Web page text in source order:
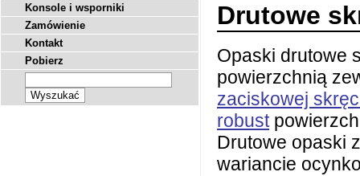
Drutowe
Opaski drutowe
powierzchnią
zaciskowej
robust
Drutowe opaski
wariancie
Konsole i wsporniki
Zamówienie
Kontakt
Pobierz